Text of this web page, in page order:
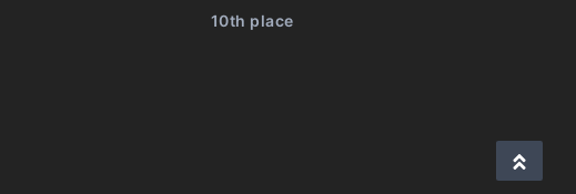
10th place